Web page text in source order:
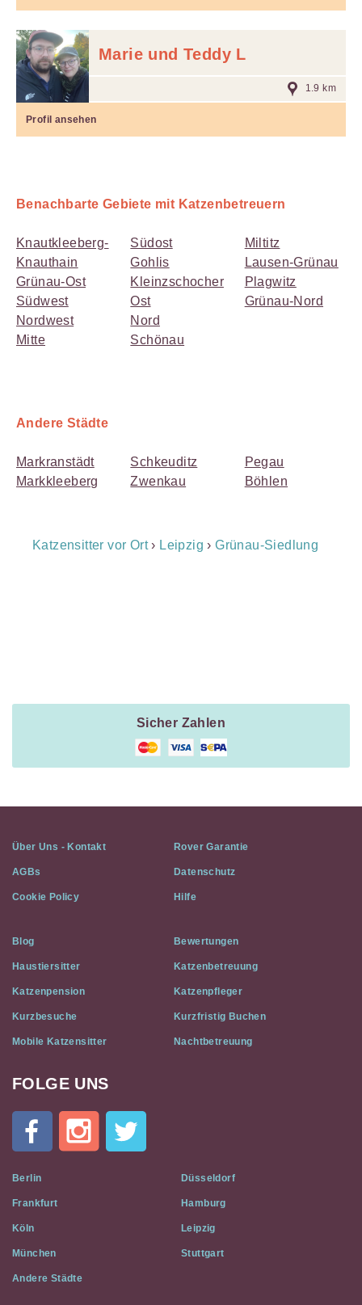
Marie und Teddy L
1.9 km
Profil ansehen
Benachbarte Gebiete mit Katzenbetreuern
Knautkleeberg-
Knauthain
Grünau-Ost
Südwest
Nordwest
Mitte
Südost
Gohlis
Kleinzschocher
Ost
Nord
Schönau
Miltitz
Lausen-Grünau
Plagwitz
Grünau-Nord
Andere Städte
Markranstädt
Markkleeberg
Schkeuditz
Zwenkau
Pegau
Böhlen
Breadcrumb
Katzensitter vor Ort› Leipzig ›Grünau-Siedlung
Sicher Zahlen
Über Uns - Kontakt Rover Garantie
AGBs Datenschutz
Cookie Policy Hilfe
Blog Bewertungen
Haustiersitter Katzenbetreuung
Katzenpension Katzenpfleger
Kurzbesuche Kurzfristig Buchen
Mobile Katzensitter Nachtbetreuung
Cat
Flat
Social
Media
FOLGE UNS
Berlin Düsseldorf
Frankfurt Hamburg
Köln Leipzig
München Stuttgart
Andere Städte